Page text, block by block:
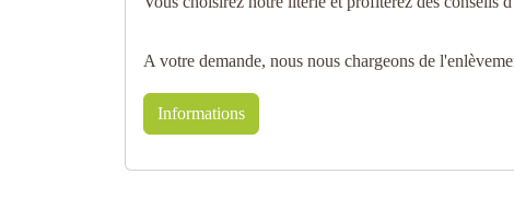
A votre demande, nous nous chargeons de
Informations